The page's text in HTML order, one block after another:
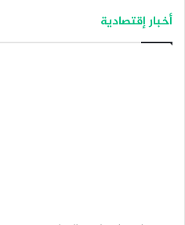
أخبار إقتصادية